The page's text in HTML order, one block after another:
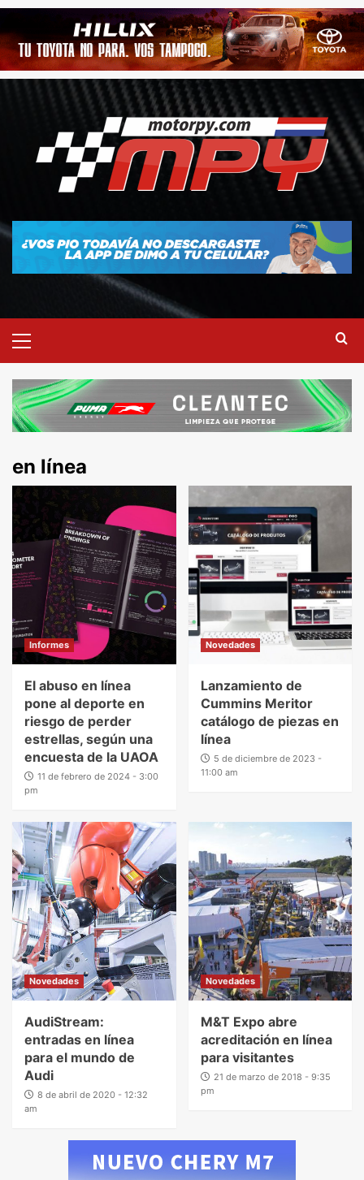
en línea
Informes
El abuso en línea
pone al deporte en
riesgo de perder
estrellas, según una
encuesta de la UAOA
11 de febrero de 2024 - 3:00
pm
Novedades
Lanzamiento de
Cummins Meritor
catálogo de piezas en
línea
5 de diciembre de 2023 -
11:00 am
Novedades
AudiStream:
entradas en línea
para el mundo de
Audi
8 de abril de 2020 - 12:32
am
Novedades
M&T Expo abre
acreditación en línea
para visitantes
21 de marzo de 2018 - 9:35
pm